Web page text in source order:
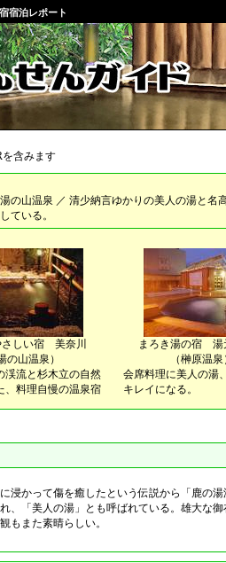
宿泊レポート
を含みます
の山温泉 ／ 清少納言ゆかりの美人の湯と名
ている。
さしい宿 美奈川
の山温泉）
渓流と杉木立の自然
、料理自慢の温泉宿
まろき湯の宿 湯
（榊原温泉
会席料理に美人の湯
キレイになる。
浸かって傷を癒したという伝説から「鹿の湯
、「美人の湯」とも呼ばれている。雄大な
もまた素晴らしい。